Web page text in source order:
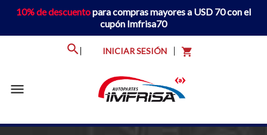
10% de descuentopara compras mayores a USD 70 con el
cupón Imfrisa70
INICIAR SESIÓN shopping_cart
menu